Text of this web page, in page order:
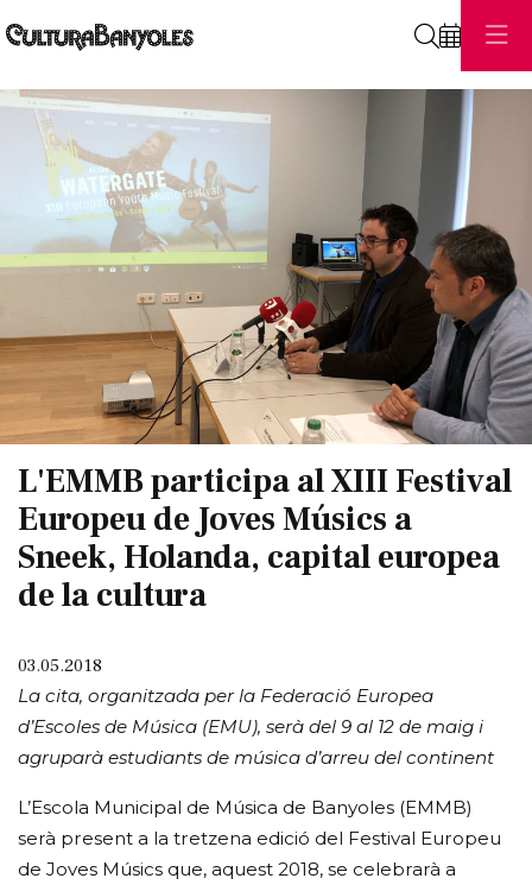
L'EMMB participa al XIII Festival
Europeu de Joves Músics a
Sneek, Holanda, capital europea
de la cultura
03.05.2018
La cita, organitzada per la Federació Europea
d’Escoles de Música (EMU), serà del 9 al 12 de maig i
agruparà estudiants de música d’arreu del continent
L’Escola Municipal de Música de Banyoles (EMMB)
serà present a la tretzena edició del Festival Europeu
de Joves Músics que, aquest 2018, se celebrarà a